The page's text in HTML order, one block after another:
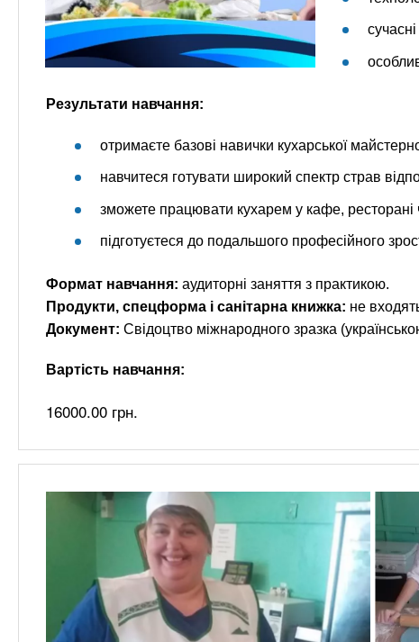
Результати навчання:
отримаєте базові навички кухарської
навчитеся готувати широкий спектр страв
зможете працювати кухарем у кафе, ресторані
підготуєтеся до подальшого професійного
Формат навчання: аудиторні заняття з практикою.
Продукти, спецформа і санітарна книжка: не
Документ: Свідоцтво міжнародного зразка
Вартість навчання:
16000.00 грн.